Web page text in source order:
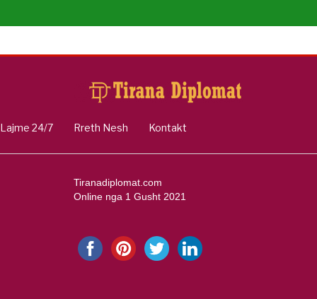
Lajme 24/7 Rreth Nesh Kontakt
Tiranadiplomat.com
Online nga 1 Gusht 2021